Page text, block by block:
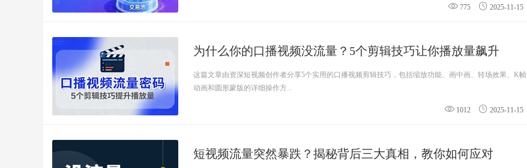
775 2025-11-15
为什么你的口播视频没流量？5个剪辑技巧让你播放量飙升
这篇文章由资深短视频创作者分享5个实用的口播视频剪辑技巧，包括缩放功能、画中画、转场效果、K帧
动画和圆形蒙版的详细操作方...
1012 2025-11-15
短视频流量突然暴跌？揭秘背后三大真相，教你如何应对